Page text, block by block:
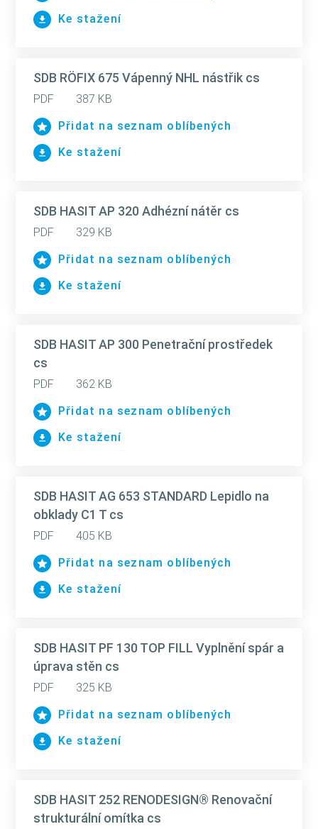
Ke stažení
SDB RÖFIX 675 Vápenný NHL nástřik cs
PDF
387 KB
Přidat na seznam oblíbených
Ke stažení
SDB HASIT AP 320 Adhézní nátěr cs
PDF
329 KB
Přidat na seznam oblíbených
Ke stažení
SDB HASIT AP 300 Penetrační prostředek
cs
PDF
362 KB
Přidat na seznam oblíbených
Ke stažení
SDB HASIT AG 653 STANDARD Lepidlo na
obklady C1 T cs
PDF
405 KB
Přidat na seznam oblíbených
Ke stažení
SDB HASIT PF 130 TOP FILL Vyplnění spár a
úprava stěn cs
PDF
325 KB
Přidat na seznam oblíbených
Ke stažení
SDB HASIT 252 RENODESIGN® Renovační
strukturální omítka cs